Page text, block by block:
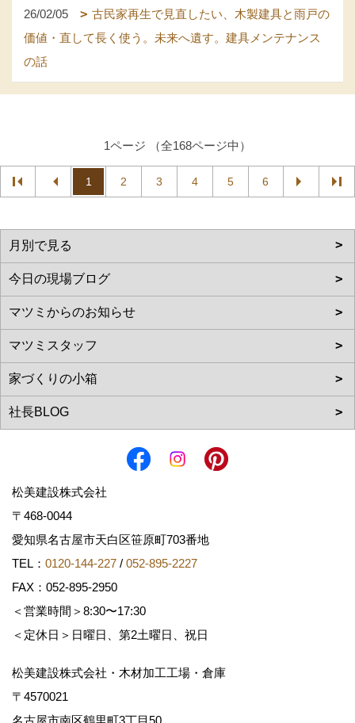
26/02/05
古民家再生で見直したい、木製建具と雨戸の
価値・直して長く使う。未来へ遺す。建具メンテナンス
の話
1ページ （全168ページ中）
1 2 3 4 5 6
松美建設株式会社
〒468-0044
愛知県名古屋市天白区笹原町703番地
TEL： 0120-144-227 / 052-895-2227
FAX：052-895-2950
＜営業時間＞8:30〜17:30
＜定休日＞日曜日、第2土曜日、祝日
松美建設株式会社・木材加工工場・倉庫
〒4570021
名古屋市南区鶴里町3丁目50